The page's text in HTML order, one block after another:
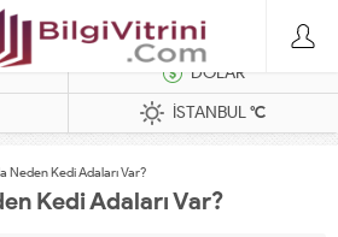
DOLAR
İSTANBUL°C
Neden Kedi Adaları Var?
Kedi Adaları Var?